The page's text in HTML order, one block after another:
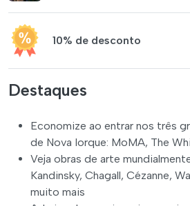
10% de desconto
Destaques
Economize ao entrar nos três
de Nova Iorque: MoMA, The
Veja obras de arte
Kandinsky, Chagall, Cézanne,
muito mais